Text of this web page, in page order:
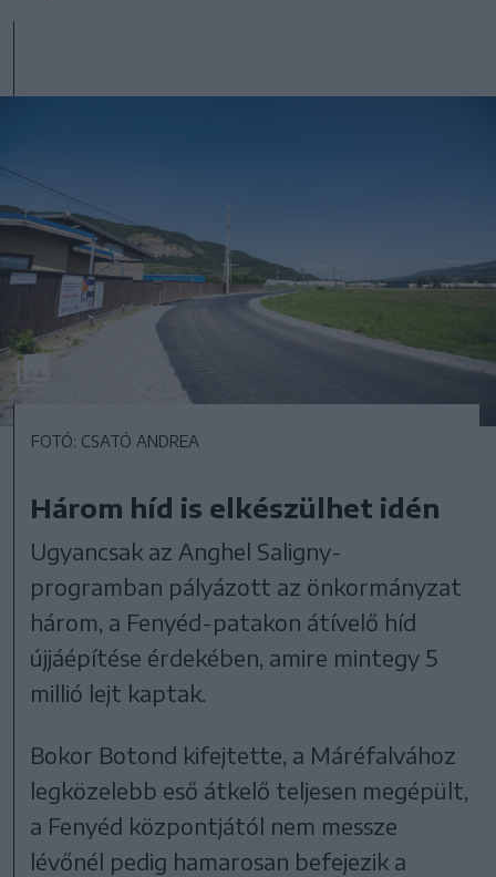
FOTÓ: CSATÓ ANDREA
Három híd is elkészülhet idén
Ugyancsak az Anghel Saligny-
programban pályázott az önkormányzat
három, a Fenyéd-patakon átívelő híd
újjáépítése érdekében, amire mintegy 5
millió lejt kaptak.
Bokor Botond kifejtette, a Máréfalvához
legközelebb eső átkelő teljesen megépült,
a Fenyéd központjától nem messze
lévőnél pedig hamarosan befejezik a